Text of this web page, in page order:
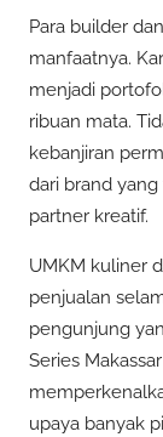
Para builder
manfaatnya.
menjadi
ribuan mata.
kebanjiran
dari brand
partner kreatif.
UMKM kuliner
penjualan
pengunjung
Series
upaya banyak